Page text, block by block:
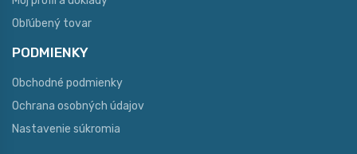
Obľúbený tovar
PODMIENKY
Obchodné podmienky
Ochrana osobných údajov
Nastavenie súkromia